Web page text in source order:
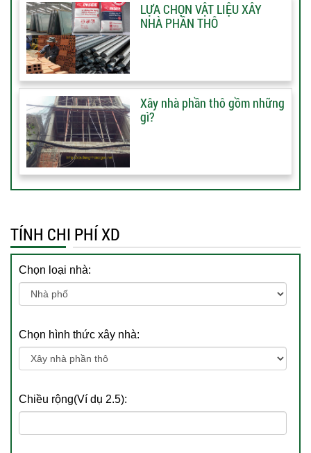
LỰA CHỌN VẬT LIỆU XÂY
NHÀ PHẦN THÔ
Xây nhà phần thô gồm những
gì?
TÍNH CHI PHÍ XD
Chọn loại nhà:
Chọn hình thức xây nhà:
Chiều rộng(Ví dụ 2.5):